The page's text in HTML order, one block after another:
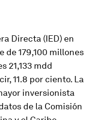
Directa (IED) en
de 179,100 millones
21,133 mdd
11.8 por ciento. La
inversionista
de la Comisión